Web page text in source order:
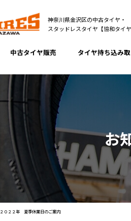
神奈川県金沢区の中古タイヤ・
スタッドレスタイヤ【協和タイヤ
中古タイヤ販売 タイヤ持ち込み
お
２０２２年 夏季休業日のご案内